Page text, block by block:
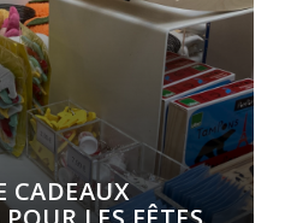
CADEAUX